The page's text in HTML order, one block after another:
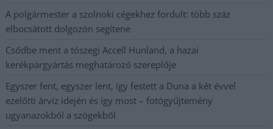
A polgármester a szolnoki cégekhez fordult: több száz
elbocsátott dolgozón segítene
Csődbe ment a tószegi Accell Hunland, a hazai
kerékpárgyártás meghatározó szereplője
Egyszer fent, egyszer lent, így festett a Duna a két évvel
ezelőtti árvíz idején és így most – fotógyűjtemény
ugyanazokból a szögekből